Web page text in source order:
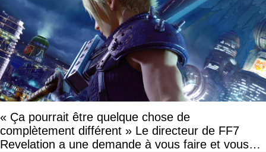
« Ça pourrait être quelque chose de
complètement différent » Le directeur de FF7
Revelation a une demande à vous faire et vous